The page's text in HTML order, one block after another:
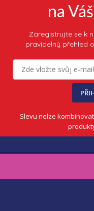
na
Zaregistrujte se k
pravidelný přehled
Slevu nelze